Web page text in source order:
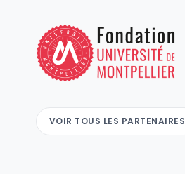
VOIR TOUS LES PARTENAIRES